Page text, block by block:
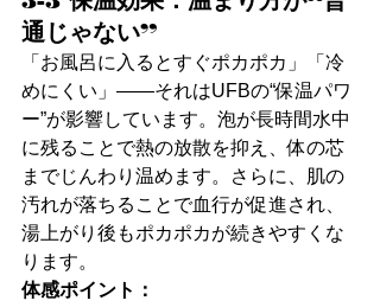
通じゃない”
「お風呂に入るとすぐポカポカ」「冷
めにくい」――それはUFBの“保温パワ
ー”が影響しています。泡が長時間水中
に残ることで熱の放散を抑え、体の芯
までじんわり温めます。さらに、肌の
汚れが落ちることで血行が促進され、
湯上がり後もポカポカが続きやすくな
ります。
体感ポイント：